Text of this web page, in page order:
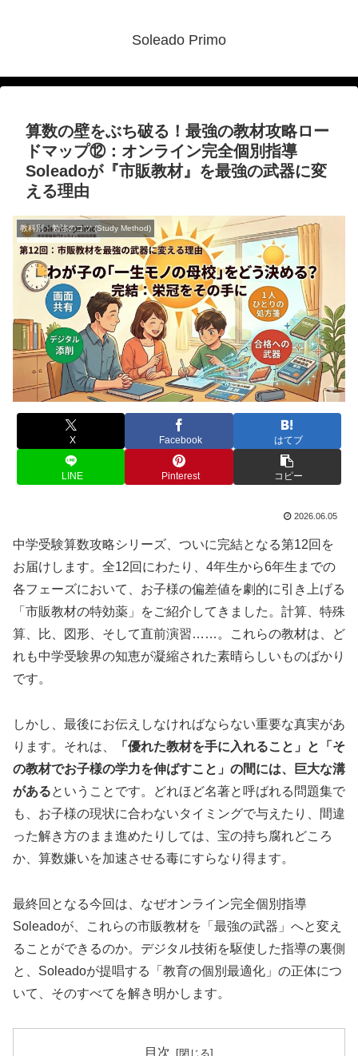
Soleado Primo
算数の壁をぶち破る！最強の教材攻略ロー
ドマップ⑫：オンライン完全個別指導
Soleadoが『市販教材』を最強の武器に変
える理由
教科別・勉強のコツ (Study Method)
X Facebook はてブ
LINE Pinterest コピー
2026.06.05
中学受験算数攻略シリーズ、ついに完結となる第12回を
お届けします。全12回にわたり、4年生から6年生までの
各フェーズにおいて、お子様の偏差値を劇的に引き上げる
「市販教材の特効薬」をご紹介してきました。計算、特殊
算、比、図形、そして直前演習……。これらの教材は、ど
れも中学受験界の知恵が凝縮された素晴らしいものばかり
です。
しかし、最後にお伝えしなければならない重要な真実があ
ります。それは、
「優れた教材を手に入れること」と「そ
の教材でお子様の学力を伸ばすこと」の間には、巨大な溝
があるということです。どれほど名著と呼ばれる問題集で
も、お子様の現状に合わないタイミングで与えたり、間違
った解き方のまま進めたりしては、宝の持ち腐れどころ
か、算数嫌いを加速させる毒にすらなり得ます。
最終回となる今回は、なぜオンライン完全個別指導
Soleadoが、これらの市販教材を「最強の武器」へと変え
ることができるのか。デジタル技術を駆使した指導の裏側
と、Soleadoが提唱する「教育の個別最適化」の正体につ
いて、そのすべてを解き明かします。
目次